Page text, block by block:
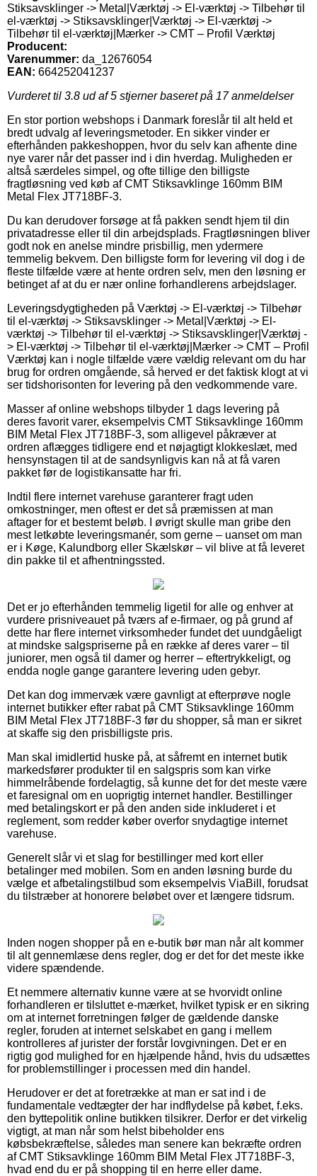
Stiksavsklinger -> Metal|Værktøj -> El-værktøj -> Tilbehør til
el-værktøj -> Stiksavsklinger|Værktøj -> El-værktøj ->
Tilbehør til el-værktøj|Mærker -> CMT – Profil Værktøj
Producent:
Varenummer: da_12676054
EAN: 664252041237
Vurderet til 3.8 ud af 5 stjerner baseret på 17anmeldelser
En stor portion webshops i Danmark foreslår til alt held et
bredt udvalg af leveringsmetoder. En sikker vinder er
efterhånden pakkeshoppen, hvor du selv kan afhente dine
nye varer når det passer ind i din hverdag. Muligheden er
altså særdeles simpel, og ofte tillige den billigste
fragtløsning ved køb af CMT Stiksavklinge 160mm BIM
Metal Flex JT718BF-3.
Du kan derudover forsøge at få pakken sendt hjem til din
privatadresse eller til din arbejdsplads. Fragtløsningen bliver
godt nok en anelse mindre prisbillig, men ydermere
temmelig bekvem. Den billigste form for levering vil dog i de
fleste tilfælde være at hente ordren selv, men den løsning er
betinget af at du er nær online forhandlerens arbejdslager.
Leveringsdygtigheden på Værktøj -> El-værktøj -> Tilbehør
til el-værktøj -> Stiksavsklinger -> Metal|Værktøj -> El-
værktøj -> Tilbehør til el-værktøj -> Stiksavsklinger|Værktøj -
> El-værktøj -> Tilbehør til el-værktøj|Mærker -> CMT – Profil
Værktøj kan i nogle tilfælde være vældig relevant om du har
brug for ordren omgående, så herved er det faktisk klogt at vi
ser tidshorisonten for levering på den vedkommende vare.
Masser af online webshops tilbyder 1 dags levering på
deres favorit varer, eksempelvis CMT Stiksavklinge 160mm
BIM Metal Flex JT718BF-3, som alligevel påkræver at
ordren aflægges tidligere end et nøjagtigt klokkeslæt, med
hensynstagen til at de sandsynligvis kan nå at få varen
pakket før de logistikansatte har fri.
Indtil flere internet varehuse garanterer fragt uden
omkostninger, men oftest er det så præmissen at man
aftager for et bestemt beløb. I øvrigt skulle man gribe den
mest letkøbte leveringsmanér, som gerne – uanset om man
er i Køge, Kalundborg eller Skælskør – vil blive at få leveret
din pakke til et afhentningssted.
Det er jo efterhånden temmelig ligetil for alle og enhver at
vurdere prisniveauet på tværs af e-firmaer, og på grund af
dette har flere internet virksomheder fundet det uundgåeligt
at mindske salgspriserne på en række af deres varer – til
juniorer, men også til damer og herrer – eftertrykkeligt, og
endda nogle gange garantere levering uden gebyr.
Det kan dog immervæk være gavnligt at efterprøve nogle
internet butikker efter rabat på CMT Stiksavklinge 160mm
BIM Metal Flex JT718BF-3 før du shopper, så man er sikret
at skaffe sig den prisbilligste pris.
Man skal imidlertid huske på, at såfremt en internet butik
markedsfører produkter til en salgspris som kan virke
himmelråbende fordelagtig, så kunne det for det meste være
et faresignal om en uoprigtig internet handler. Bestillinger
med betalingskort er på den anden side inkluderet i et
reglement, som redder køber overfor snydagtige internet
varehuse.
Generelt slår vi et slag for bestillinger med kort eller
betalinger med mobilen. Som en anden løsning burde du
vælge et afbetalingstilbud som eksempelvis ViaBill, forudsat
du tilstræber at honorere beløbet over et længere tidsrum.
Inden nogen shopper på en e-butik bør man når alt kommer
til alt gennemlæse dens regler, dog er det for det meste ikke
videre spændende.
Et nemmere alternativ kunne være at se hvorvidt online
forhandleren er tilsluttet e-mærket, hvilket typisk er en sikring
om at internet forretningen følger de gældende danske
regler, foruden at internet selskabet en gang i mellem
kontrolleres af jurister der forstår lovgivningen. Det er en
rigtig god mulighed for en hjælpende hånd, hvis du udsættes
for problemstillinger i processen med din handel.
Herudover er det at foretrække at man er sat ind i de
fundamentale vedtægter der har indflydelse på købet, f.eks.
den byttepolitik online butikken tilsikrer. Derfor er det virkelig
vigtigt, at man når som helst bibeholder ens
købsbekræftelse, således man senere kan bekræfte ordren
af CMT Stiksavklinge 160mm BIM Metal Flex JT718BF-3,
hvad end du er på shopping til en herre eller dame.